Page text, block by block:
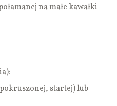
na małe kawałki
startej) lub